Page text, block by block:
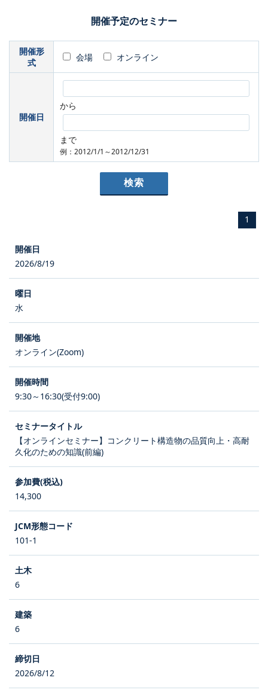
開催予定のセミナー
開催形
式
会場 オンライン
開催日
から
まで
例：2012/1/1～2012/12/31
1
2026/8/19
水
オンライン(Zoom)
9:30～16:30(受付9:00)
【オンラインセミナー】コンクリート構造物の品質向上・高耐
久化のための知識(前編)
14,300
101-1
6
6
2026/8/12